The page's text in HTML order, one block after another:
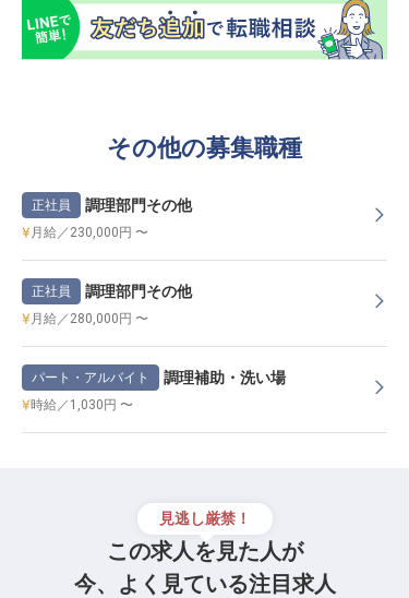
その他の募集職種
正社員 調理部門その他
月給／230,000円 〜
正社員 調理部門その他
月給／280,000円 〜
パート・アルバイト 調理補助・洗い場
時給／1,030円 〜
見逃し厳禁！
この求人を見た人が
今、よく見ている注目求人